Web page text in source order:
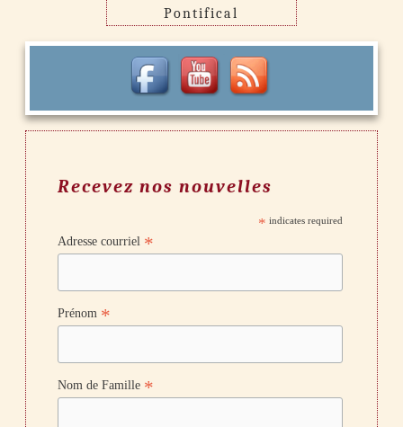
Pontifical
Recevez nos nouvelles
* indicates required
Adresse courriel *
Prénom *
Nom de Famille *